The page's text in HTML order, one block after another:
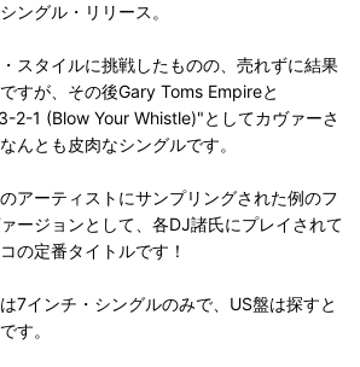
ングル・リリース。
スタイルに挑戦したものの、売れずに結果
すが、その後Gary Toms Empireと
1 (Blow Your Whistle)"としてカヴァーさ
んとも皮肉なシングルです。
アーティストにサンプリングされた例のフ
ージョンとして、各DJ諸氏にプレイされて
の定番タイトルです！
7インチ・シングルのみで、US盤は探すと
す。